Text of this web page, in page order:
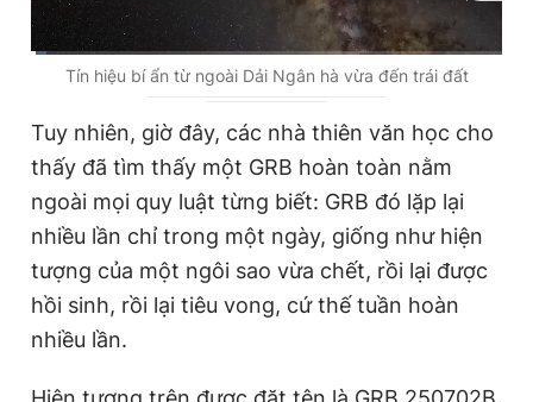
Đặt báo Quảng cáo RSS Tòa soạn Chính sách bảo
Phó tổng biên tập: Lâm Hiếu Dũng
Phó tổng biên tập: Trần Việt Hưng
Tổng thư ký tòa soạn: Đức Trung
© 2003-2026 Bản quyền thuộc về Báo Thanh Niên. Cấm sao
chép dưới mọi hình thức nếu không có sự chấp thuận bằng văn
bản. Phát triển bởi ePi Technologies, JSC.
C
r
e
n
m
0:01 / D
r
a
t
n
1:58
Tín hiệu bí ẩn từ ngoài Dải Ngân hà vừa đến trái đất
Tuy nhiên, giờ đây, các nhà thiên văn học cho
thấy đã tìm thấy một GRB hoàn toàn nằm
ngoài mọi quy luật từng biết: GRB đó lặp lại
nhiều lần chỉ trong một ngày, giống như hiện
tượng của một ngôi sao vừa chết, rồi lại được
hồi sinh, rồi lại tiêu vong, cứ thế tuần hoàn
nhiều lần.